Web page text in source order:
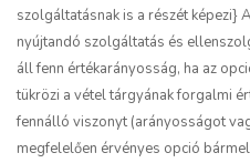
szolgáltatásnak is a részét képezi}
nyújtandó szolgáltatás és
áll fenn értékarányosság, ha az
tükrözi a vétel tárgyának forgalmi
fennálló viszonyt (arányosságot
megfelelően érvényes opció